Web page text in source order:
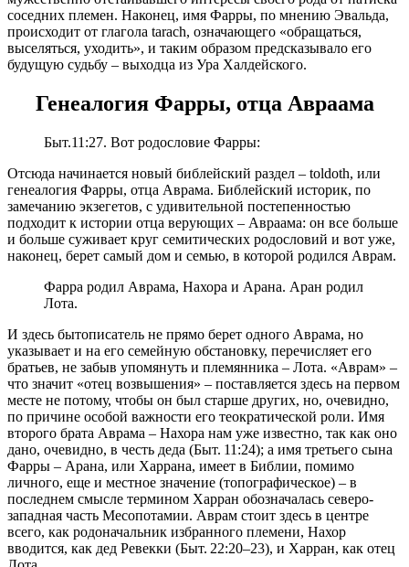
соседних племен. Наконец, имя Фарры, по мнению Эвальда,
происходит от глагола tarach, означающего «обращаться,
выселяться, уходить», и таким образом предсказывало его
будущую судьбу – выходца из Ура Халдейского.
Генеалогия Фарры, отца Авраама
Быт.11:27. Вот родословие Фарры:
Отсюда начинается новый библейский раздел – toldoth, или
генеалогия Фарры, отца Аврама. Библейский историк, по
замечанию экзегетов, с удивительной постепенностью
подходит к истории отца верующих – Авраама: он все больше
и больше суживает круг семитических родословий и вот уже,
наконец, берет самый дом и семью, в которой родился Аврам.
Фарра родил Аврама, Нахора и Арана. Аран родил
Лота.
И здесь бытописатель не прямо берет одного Аврама, но
указывает и на его семейную обстановку, перечисляет его
братьев, не забыв упомянуть и племянника – Лота. «Аврам» –
что значит «отец возвышения» – поставляется здесь на первом
месте не потому, чтобы он был старше других, но, очевидно,
по причине особой важности его теократической роли. Имя
второго брата Аврама – Нахора нам уже известно, так как оно
дано, очевидно, в честь деда (Быт. 11:24); а имя третьего сына
Фарры – Арана, или Харрана, имеет в Библии, помимо
личного, еще и местное значение (топографическое) – в
последнем смысле термином Харран обозначалась северо-
западная часть Месопотамии. Аврам стоит здесь в центре
всего, как родоначальник избранного племени, Нахор
вводится, как дед Ревекки (Быт. 22:20–23), и Харран, как отец